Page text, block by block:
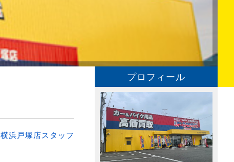
横浜戸塚店スタッフ
プロフィール